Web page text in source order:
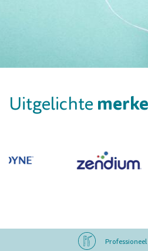
Uitgelichte